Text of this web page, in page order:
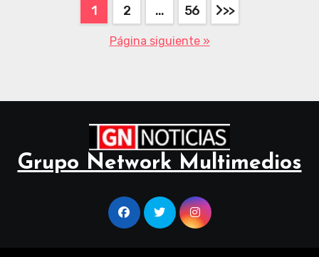
1 2 … 56
Página siguiente »
Grupo Network Multimedios